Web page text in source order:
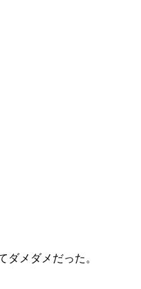
ダメダメだった。